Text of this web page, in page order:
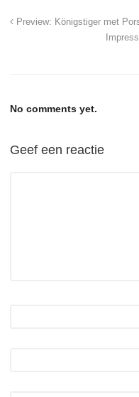
Preview: Königstiger met
No comments yet.
Geef een reactie